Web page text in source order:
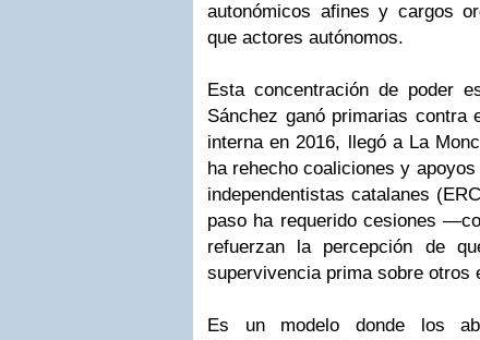
autonómicos afines y cargos
que actores autónomos.
Esta concentración de poder
Sánchez ganó primarias contra
interna en 2016, llegó a La
ha rehecho coaliciones y
independentistas catalanes
paso ha requerido cesiones
refuerzan la percepción de
supervivencia prima sobre otros
Es un modelo donde los